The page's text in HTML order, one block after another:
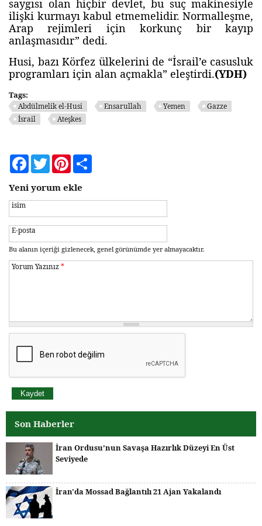
saygısı olan hiçbir devlet, bu suç makinesiyle
ilişki kurmayı kabul etmemelidir. Normalleşme,
Arap rejimleri için korkunç bir kayıp
anlaşmasıdır” dedi.
Husi, bazı Körfez ülkelerini de “İsrail’e casusluk
programları için alan açmakla” eleştirdi.(YDH)
Tags:
Abdülmelik el-Husi Ensarullah Yemen
Gazze
İsrail
Ateşkes
FacebookTwitterPinterest
Yeni yorum ekle
isim
E-posta
Bu alanın içeriği gizlenecek, genel görünümde yer almayacaktır.
Yorum Yazınız*
Son Haberler
İran Ordusu’nun Savaşa Hazırlık Düzeyi En Üst
Seviyede
İran'da Mossad Bağlantılı 21 Ajan Yakalandı